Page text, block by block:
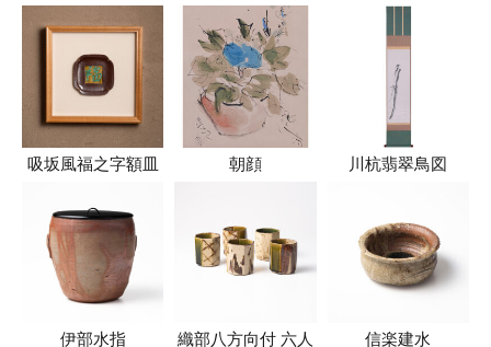
吸坂風福之字額皿 朝顔 川杭翡翠鳥図
伊部水指 織部八方向付 六人 信楽建水